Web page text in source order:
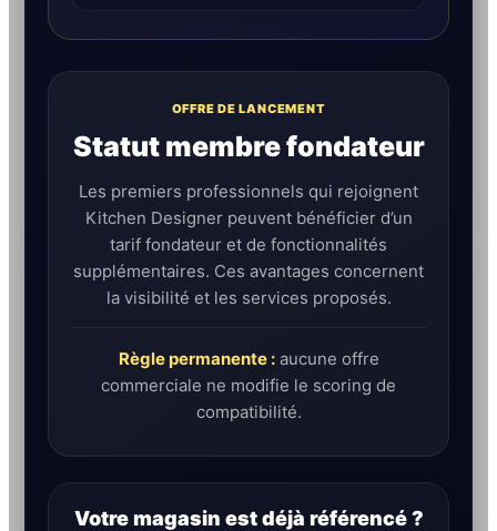
OFFRE DE LANCEMENT
Statut membre fondateur
Les premiers professionnels qui rejoignent
Kitchen Designer peuvent bénéficier d’un
tarif fondateur et de fonctionnalités
supplémentaires. Ces avantages concernent
la visibilité et les services proposés.
Règle permanente :aucune offre
commerciale ne modifie le scoring de
compatibilité.
Votre magasin est déjà référencé ?